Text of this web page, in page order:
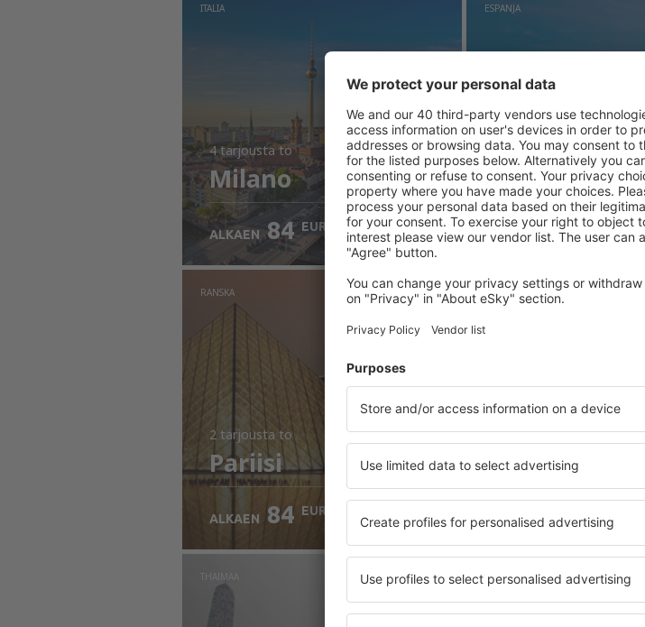
ITALIA
4 tarjoustato
Milano
ALKAEN 84 EUR
ESPANJA
mistä: Helsinki (HEL)
Tarkista tiedot
ALKAEN 169 EUR
RANSKA
2 tarjousta to
Pariisi
ALKAEN 84 EUR
THAIMAA SUOMI